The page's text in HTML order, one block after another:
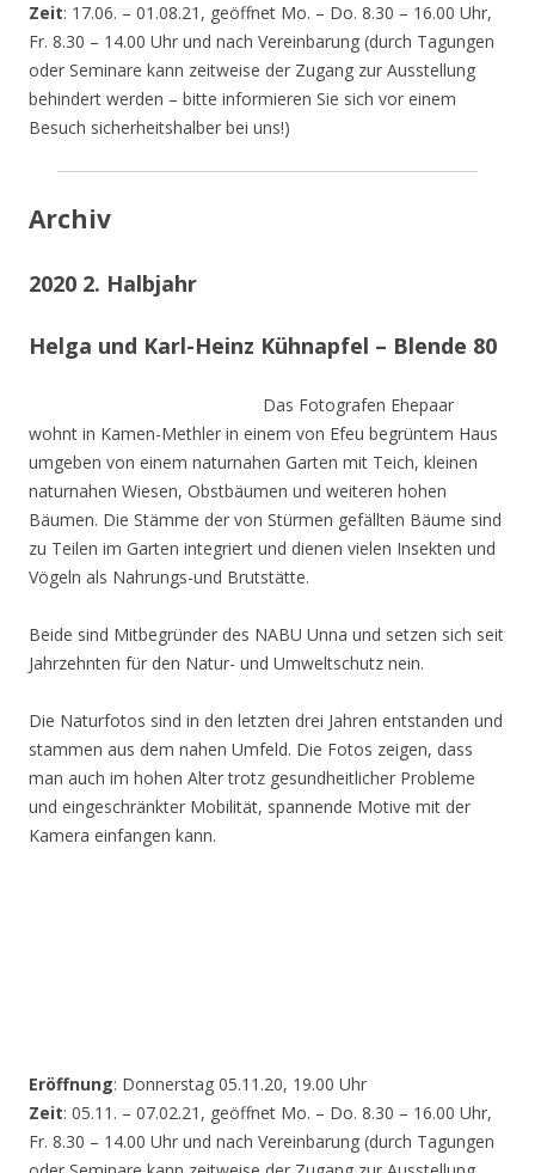
Zeit: 17.06. – 01.08.21, geöffnet Mo. – Do. 8.30 – 16.00 Uhr,
Fr. 8.30 – 14.00 Uhr und nach Vereinbarung (durch Tagungen
oder Seminare kann zeitweise der Zugang zur Ausstellung
behindert werden – bitte informieren Sie sich vor einem
Besuch sicherheitshalber bei uns!)
Archiv
2020 2. Halbjahr
Helga und Karl-Heinz Kühnapfel – Blende 80
Das Fotografen Ehepaar
wohnt in Kamen-Methler in einem von Efeu begrüntem Haus
umgeben von einem naturnahen Garten mit Teich, kleinen
naturnahen Wiesen, Obstbäumen und weiteren hohen
Bäumen. Die Stämme der von Stürmen gefällten Bäume sind
zu Teilen im Garten integriert und dienen vielen Insekten und
Vögeln als Nahrungs-und Brutstätte.
Beide sind Mitbegründer des NABU Unna und setzen sich seit
Jahrzehnten für den Natur- und Umweltschutz nein.
Die Naturfotos sind in den letzten drei Jahren entstanden und
stammen aus dem nahen Umfeld. Die Fotos zeigen, dass
man auch im hohen Alter trotz gesundheitlicher Probleme
und eingeschränkter Mobilität, spannende Motive mit der
Kamera einfangen kann.
Eröffnung: Donnerstag 05.11.20, 19.00 Uhr
Zeit: 05.11. – 07.02.21, geöffnet Mo. – Do. 8.30 – 16.00 Uhr,
Fr. 8.30 – 14.00 Uhr und nach Vereinbarung (durch Tagungen